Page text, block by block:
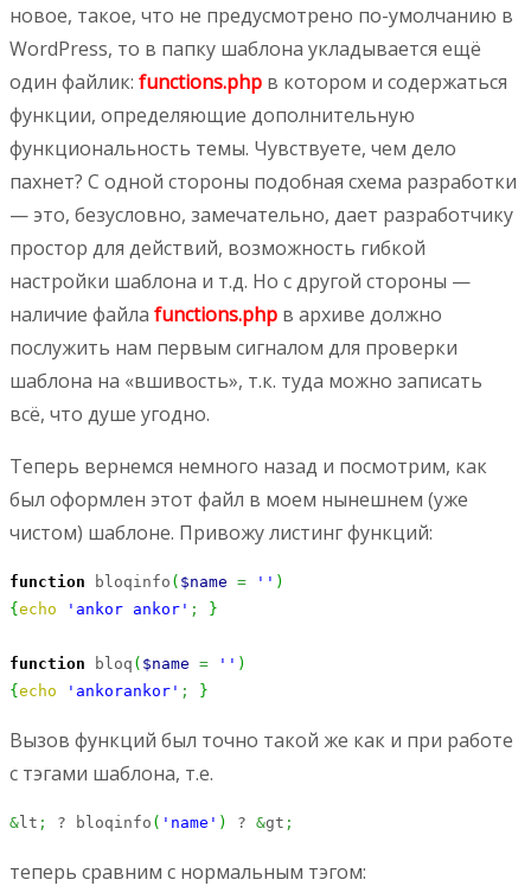
новое, такое, что не предусмотрено по-умолчанию в
WordPress, то в папку шаблона укладывается ещё
один файлик: functions.php в котором и содержаться
функции, определяющие дополнительную
функциональность темы. Чувствуете, чем дело
пахнет? С одной стороны подобная схема разработки
— это, безусловно, замечательно, дает разработчику
простор для действий, возможность гибкой
настройки шаблона и т.д. Но с другой стороны —
наличие файла functions.php в архиве должно
послужить нам первым сигналом для проверки
шаблона на «вшивость», т.к. туда можно записать
всё, что душе угодно.
Теперь вернемся немного назад и посмотрим, как
был оформлен этот файл в моем нынешнем (уже
чистом) шаблоне. Привожу листинг функций:
function bloqinfo ( $name = '' )
{ echo 'ankor ankor' ; }
function bloq ( $name = '' )
{ echo 'ankorankor' ; }
Вызов функций был точно такой же как и при работе
с тэгами шаблона, т.е.
& lt ; ? bloqinfo ( 'name' ) ? &gt ;
теперь сравним с нормальным тэгом: